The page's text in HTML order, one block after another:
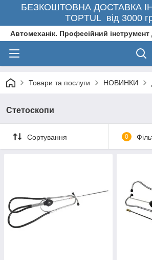
БЕЗКОШТОВНА ДОСТАВКА
TOPTUL від 3000
Автомеханік. Професійний
Товари та послуги НОВИНКИ
Стетоскопи
Сортування 0